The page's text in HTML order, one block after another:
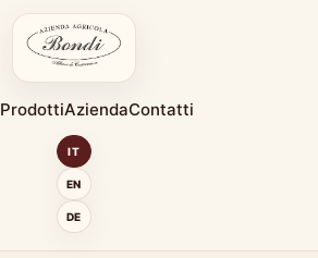
ProdottiAziendaContatti
IT
EN
DE